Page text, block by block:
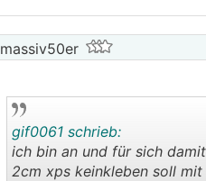
massiv50er
gif0061 schrieb:
ich bin an und für sich
2cm xps keinkleben soll